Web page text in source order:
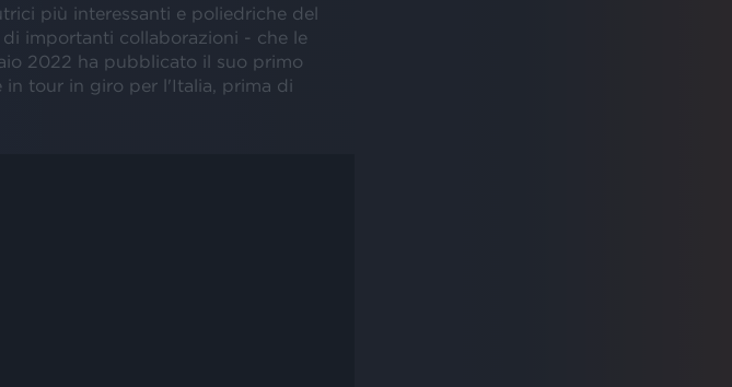
più interessanti e poliedriche del
importanti collaborazioni - che le
2022 ha pubblicato il suo primo
in tour in giro per l'Italia, prima di